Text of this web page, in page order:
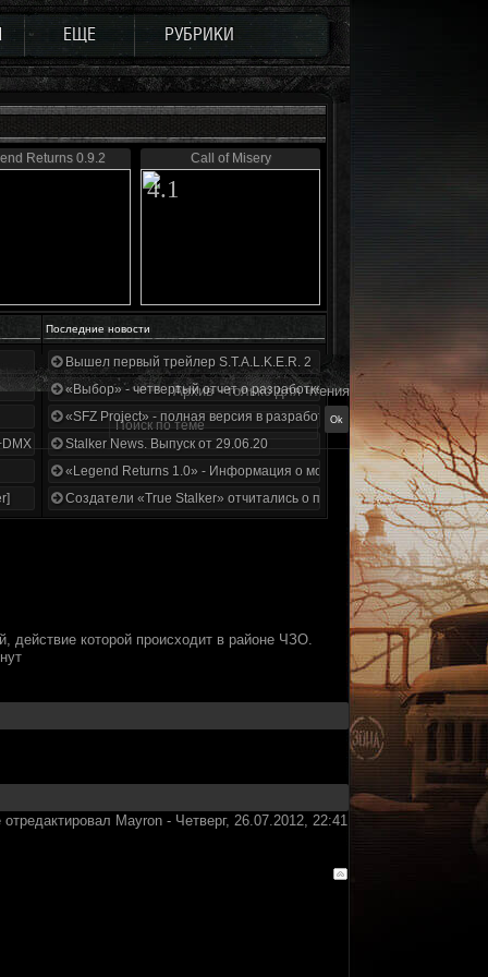
ЕЩЕ РУБРИКИ
Returns 0.9.2 Call of Misery
4.1
Последние новости
1.3.5.ООП.МА.К.
Вышел первый трейлер S.T.A.L.K.E.R. 2
«Выбор» - четвертый отчет о разработке!
«SFZ Project» - полная версия в разработке!
Stalker News. Выпуск от 29.06.20
«Legend Returns 1.0» - Информация о моде за июнь 2020
Создатели «True Stalker» отчитались о проделанной работе
Архив - только для чтения
которой происходит в районе ЧЗО.
Mayron - Четверг, 26.07.2012, 22:41